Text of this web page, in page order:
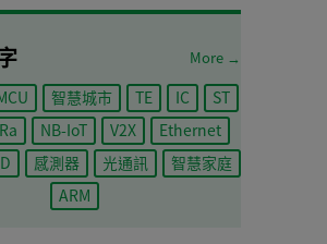
More →
智慧城市 TE IC
ST
NB-IoT V2X
Ethernet
感測器 光通訊
智慧家庭
ARM